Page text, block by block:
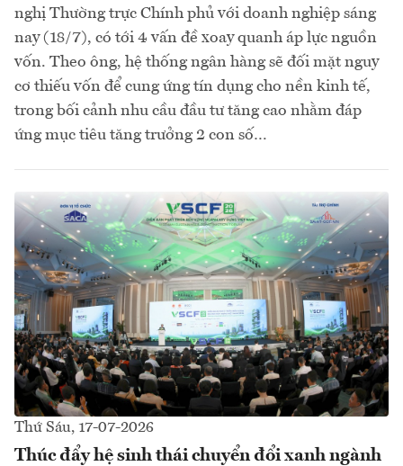
nghị Thường trực Chính phủ với doanh nghiệp sáng
nay (18/7), có tới 4 vấn đề xoay quanh áp lực nguồn
vốn. Theo ông, hệ thống ngân hàng sẽ đối mặt nguy
cơ thiếu vốn để cung ứng tín dụng cho nền kinh tế,
trong bối cảnh nhu cầu đầu tư tăng cao nhằm đáp
ứng mục tiêu tăng trưởng 2 con số…
Thứ Sáu, 17-07-2026
Thúc đẩy hệ sinh thái chuyển đổi xanh ngành